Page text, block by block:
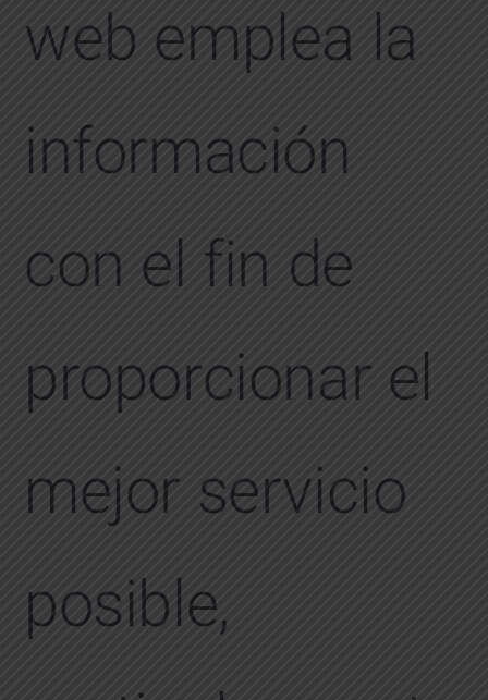
web emplea la
información
con el fin de
proporcionar el
mejor servicio
posible,